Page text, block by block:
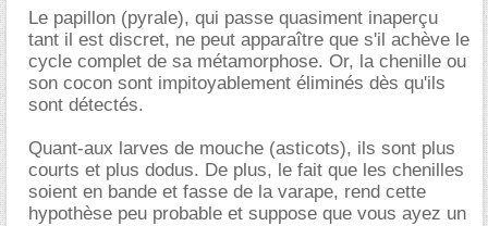
Le papillon (pyrale), qui passe quasiment inaperçu
tant il est discret, ne peut apparaître que s'il achève le
cycle complet de sa métamorphose. Or, la chenille ou
son cocon sont impitoyablement éliminés dès qu'ils
sont détectés.
Quant-aux larves de mouche (asticots), ils sont plus
courts et plus dodus. De plus, le fait que les chenilles
soient en bande et fasse de la varape, rend cette
hypothèse peu probable et suppose que vous ayez un